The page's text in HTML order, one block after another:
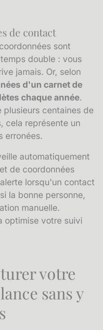
de contact
sont
double : vous
jamais. Or, selon
d'un carnet de
chaque année.
centaines de
cela représente un
erronées.
automatiquement
de coordonnées
lorsqu'un contact
la bonne personne,
manuelle.
optimise votre suivi
votre
sans y